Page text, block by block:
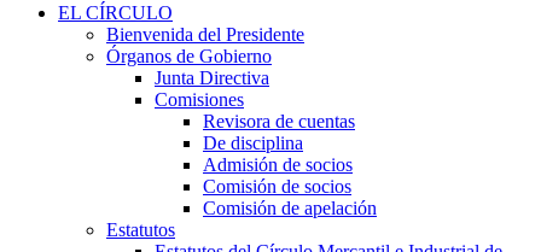
EL CÍRCULO
Bienvenida del Presidente
Órganos de Gobierno
Junta Directiva
Comisiones
Revisora de cuentas
De disciplina
Admisión de socios
Comisión de socios
Comisión de apelación
Estatutos